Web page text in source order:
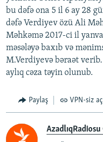
bu dəfə ona 5 il 6 ay 28
dəfə Verdiyev özü Ali
Məhkəmə 2017-ci il
məsələyə baxıb və
M.Verdiyevə bəraət
aylıq cəza təyin olunub.
Paylaş VPN-siz